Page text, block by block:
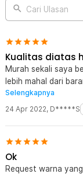
Cari Ulasan
Kualitas diatas
Murah sekali saya
lebih mahal dari
sekalian
Selengkapnya
24 Apr 2022, D*****S
Ok
Request warna